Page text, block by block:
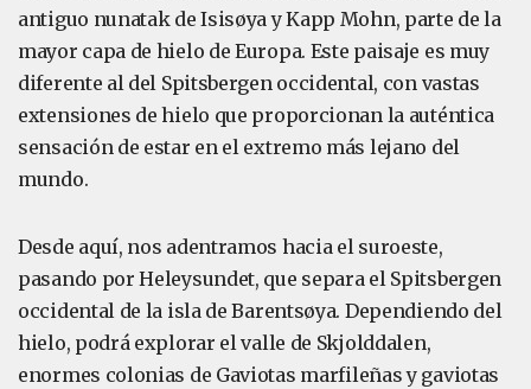
antiguo nunatak de Isisøya y Kapp Mohn, parte de la
mayor capa de hielo de Europa. Este paisaje es muy
diferente al del Spitsbergen occidental, con vastas
extensiones de hielo que proporcionan la auténtica
sensación de estar en el extremo más lejano del
mundo.
Desde aquí, nos adentramos hacia el suroeste,
pasando por Heleysundet, que separa el Spitsbergen
occidental de la isla de Barentsøya. Dependiendo del
hielo, podrá explorar el valle de Skjolddalen,
enormes colonias de Gaviotas marfileñas y gaviotas